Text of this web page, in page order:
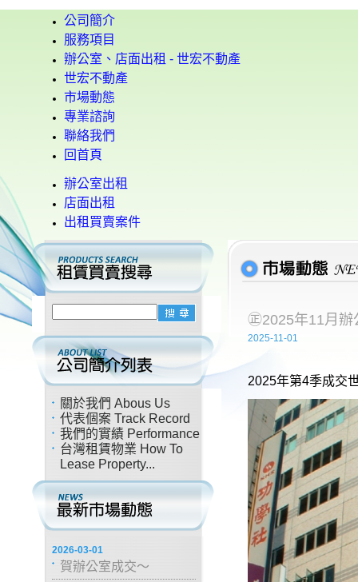
公司簡介
服務項目
辦公室、店面出租 - 世宏不動產
世宏不動產
市場動態
專業諮詢
聯絡我們
回首頁
辦公室出租
店面出租
出租買賣案件
關於我們 Abous Us
代表個案 Track Record
我們的實績 Performance
台灣租賃物業 How To
Lease Property...
2026-03-01
賀辦公室成交～
㊣2025年11月
2025-11-01
2025年第4季成交